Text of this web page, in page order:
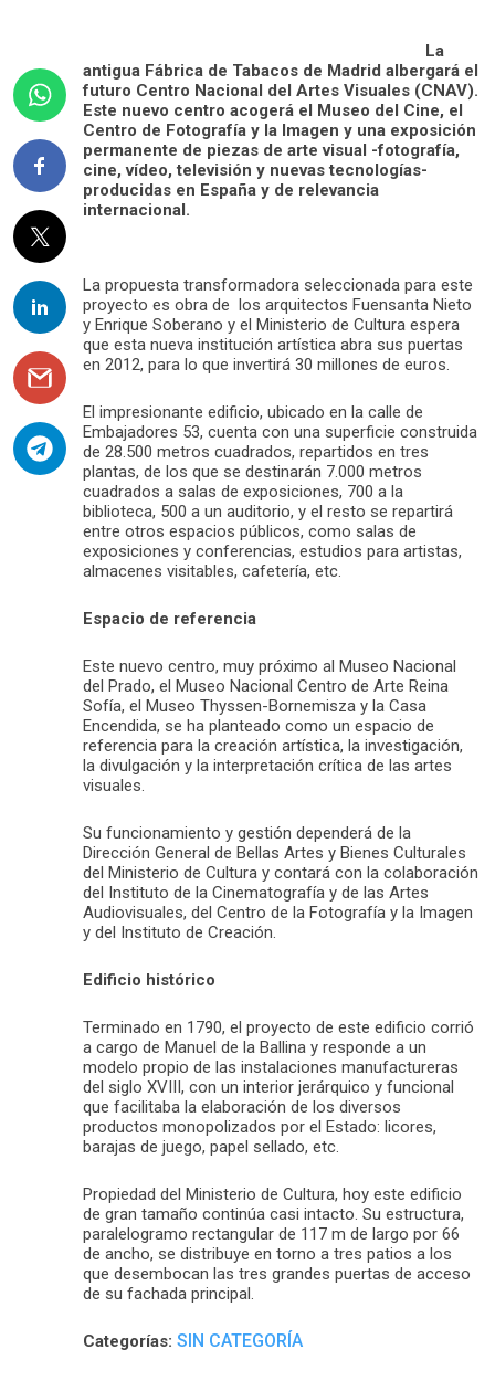
La
antigua Fábrica de Tabacos de Madrid albergará el
futuro Centro Nacional del Artes Visuales (CNAV).
Este nuevo centro acogerá el Museo del Cine, el
Centro de Fotografía y la Imagen y una exposición
permanente de piezas de arte visual -fotografía,
cine, vídeo, televisión y nuevas tecnologías-
producidas en España y de relevancia
internacional.
La propuesta transformadora seleccionada para este
proyecto es obra de los arquitectos Fuensanta Nieto
y Enrique Soberano y el Ministerio de Cultura espera
que esta nueva institución artística abra sus puertas
en 2012, para lo que invertirá 30 millones de euros.
El impresionante edificio, ubicado en la calle de
Embajadores 53, cuenta con una superficie construida
de 28.500 metros cuadrados, repartidos en tres
plantas, de los que se destinarán 7.000 metros
cuadrados a salas de exposiciones, 700 a la
biblioteca, 500 a un auditorio, y el resto se repartirá
entre otros espacios públicos, como salas de
exposiciones y conferencias, estudios para artistas,
almacenes visitables, cafetería, etc.
Espacio de referencia
Este nuevo centro, muy próximo al Museo Nacional
del Prado, el Museo Nacional Centro de Arte Reina
Sofía, el Museo Thyssen-Bornemisza y la Casa
Encendida, se ha planteado como un espacio de
referencia para la creación artística, la investigación,
la divulgación y la interpretación crítica de las artes
visuales.
Su funcionamiento y gestión dependerá de la
Dirección General de Bellas Artes y Bienes Culturales
del Ministerio de Cultura y contará con la colaboración
del Instituto de la Cinematografía y de las Artes
Audiovisuales, del Centro de la Fotografía y la Imagen
y del Instituto de Creación.
Edificio histórico
Terminado en 1790, el proyecto de este edificio corrió
a cargo de Manuel de la Ballina y responde a un
modelo propio de las instalaciones manufactureras
del siglo XVIII, con un interior jerárquico y funcional
que facilitaba la elaboración de los diversos
productos monopolizados por el Estado: licores,
barajas de juego, papel sellado, etc.
Propiedad del Ministerio de Cultura, hoy este edificio
de gran tamaño continúa casi intacto. Su estructura,
paralelogramo rectangular de 117 m de largo por 66
de ancho, se distribuye en torno a tres patios a los
que desembocan las tres grandes puertas de acceso
de su fachada principal.
Categorías: SIN CATEGORÍA